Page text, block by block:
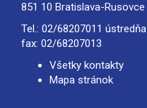
851 10 Bratislava-Rusovce
Tel.: 02/68207011 ústredňa
fax: 02/68207013
Všetky kontakty
Mapa stránok